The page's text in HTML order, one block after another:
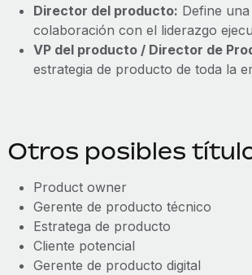
Director del producto: Define
colaboración con el liderazgo
VP del producto / Director de
estrategia de producto de toda la
Otros posibles
Product owner
Gerente de producto técnico
Estratega de producto
Cliente potencial
Gerente de producto digital